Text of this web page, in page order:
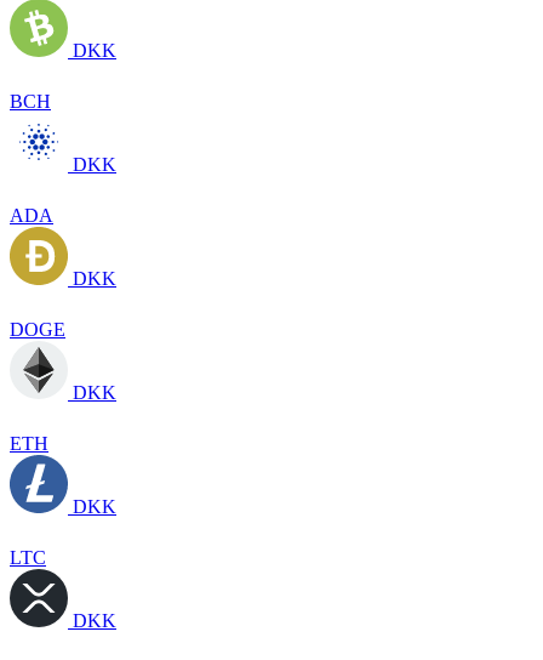
DKK
BCH
DKK
ADA
DKK
DOGE
DKK
ETH
DKK
LTC
DKK